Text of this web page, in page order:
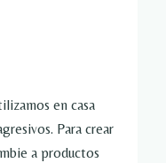
en casa
Para crear
a productos